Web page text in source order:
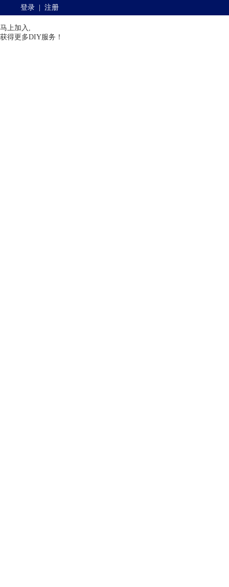
登录 注册
马上加入,
获得更多DIY服务！